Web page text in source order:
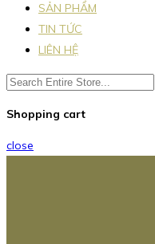
SẢN PHẨM
TIN TỨC
LIÊN HỆ
Shopping cart
close